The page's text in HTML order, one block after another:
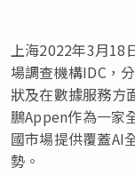
上海2022年3月18
場調查機構IDC，
狀及在數據服務方
鵬Appen作為一家
國市場提供覆蓋AI
勢。